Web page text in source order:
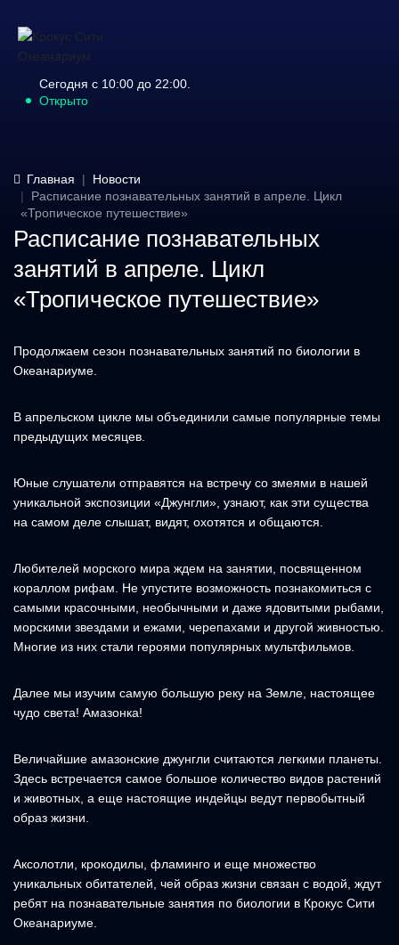
Сегодня с 10:00 до 22:00.
Открыто
Главная
Новости
Расписание познавательных занятий в апреле. Цикл
«Тропическое путешествие»
Расписание познавательных
занятий в апреле. Цикл
«Тропическое путешествие»
Продолжаем сезон познавательных занятий по биологии в
Океанариуме.
В апрельском цикле мы объединили самые популярные темы
предыдущих месяцев.
Юные слушатели отправятся на встречу со змеями в нашей
уникальной экспозиции «Джунгли», узнают, как эти существа
на самом деле слышат, видят, охотятся и общаются.
Любителей морского мира ждем на занятии, посвященном
кораллом рифам. Не упустите возможность познакомиться с
самыми красочными, необычными и даже ядовитыми рыбами,
морскими звездами и ежами, черепахами и другой живностью.
Многие из них стали героями популярных мультфильмов.
Далее мы изучим самую большую реку на Земле, настоящее
чудо света! Амазонка!
Величайшие амазонские джунгли считаются легкими планеты.
Здесь встречается самое большое количество видов растений
и животных, а еще настоящие индейцы ведут первобытный
образ жизни.
Аксолотли, крокодилы, фламинго и еще множество
уникальных обитателей, чей образ жизни связан с водой, ждут
ребят на познавательные занятия по биологии в Крокус Сити
Океанариуме.